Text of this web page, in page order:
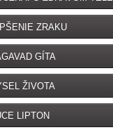
ZRAKU
GÍTA
ŽIVOTA
LIPTON